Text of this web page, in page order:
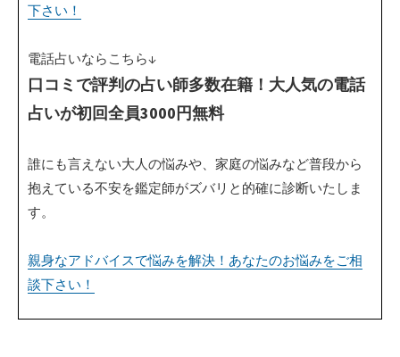
下さい！
電話占いならこちら↓
口コミで評判の占い師多数在籍！大人気の電話
占いが初回全員3000円無料
誰にも言えない大人の悩みや、家庭の悩みなど普段から
抱えている不安を鑑定師がズバリと的確に診断いたしま
す。
親身なアドバイスで悩みを解決！あなたのお悩みをご相
談下さい！